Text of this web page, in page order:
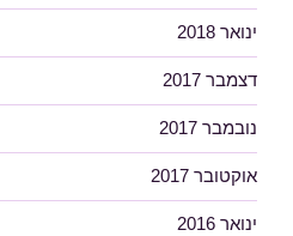
ינואר 2018
דצמבר 2017
נובמבר 2017
אוקטובר 2017
ינואר 2016